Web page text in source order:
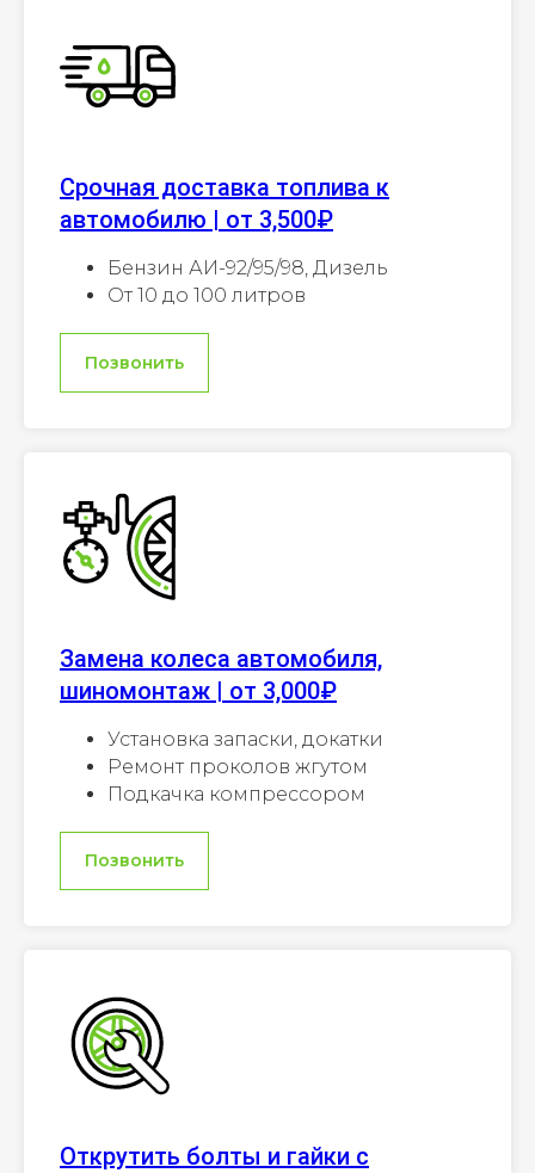
Срочная доставка топлива к
автомобилю | от 3,500₽
Бензин АИ-92/95/98, Дизель
От 10 до 100 литров
Позвонить
Замена колеса автомобиля,
шиномонтаж | от 3,000₽
Установка запаски, докатки
Ремонт проколов жгутом
Подкачка компрессором
Позвонить
Открутить болты и гайки с